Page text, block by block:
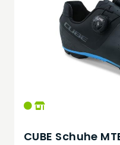
CUBE Schuhe